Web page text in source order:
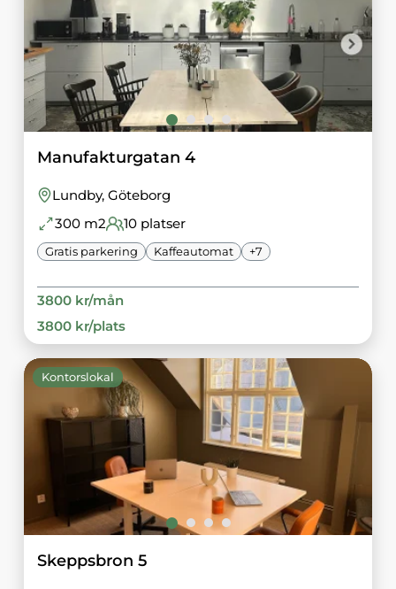
Manufakturgatan 4
Lundby, Göteborg
300m2 10platser
Gratis parkering Kaffeautomat +7
3800kr/mån
3800kr/plats
Kontorslokal
Skeppsbron 5